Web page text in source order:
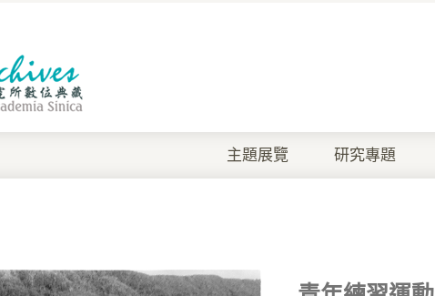
主題展覽 研究專題